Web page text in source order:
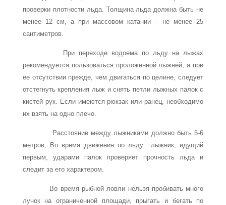
проверки плотности льда. Толщина льда должна быть не
менее 12 см, а при массовом катании – не менее 25
сантиметров.
При переходе водоема по льду на лыжах
рекомендуется пользоваться проложенной лыжней, а при
ее отсутствии прежде, чем двигаться по целине, следует
отстегнуть крепления лыж и снять петли лыжных палок с
кистей рук. Если имеются рюкзак или ранец, необходимо
их взять на одно плечо.
Расстояние между лыжниками должно быть 5-6
метров, Во время движения по льду лыжник, идущий
первым, ударами палок проверяет прочность льда и
следит за его характером.
Во время рыбной ловли нельзя пробивать много
лунок на ограниченной площади, прыгать и бегать по